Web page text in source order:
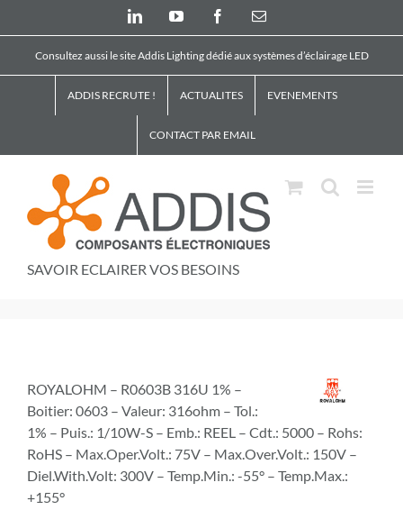
LinkedInYouTube FacebookEmail
Consultez aussi le site Addis Lighting dédié aux systèmes d’éclairage LED
ADDIS RECRUTE ! ACTUALITES EVENEMENTS
CONTACT PAR EMAIL
SAVOIR ECLAIRER VOS BESOINS
ROYALOHM – R0603B 316U 1% –
Boitier: 0603 – Valeur: 316ohm – Tol.:
1% – Puis.: 1/10W-S – Emb.: REEL – Cdt.: 5000 – Rohs:
RoHS – Max.Oper.Volt.: 75V – Max.Over.Volt.: 150V –
Diel.With.Volt: 300V – Temp.Min.: -55° – Temp.Max.:
+155°